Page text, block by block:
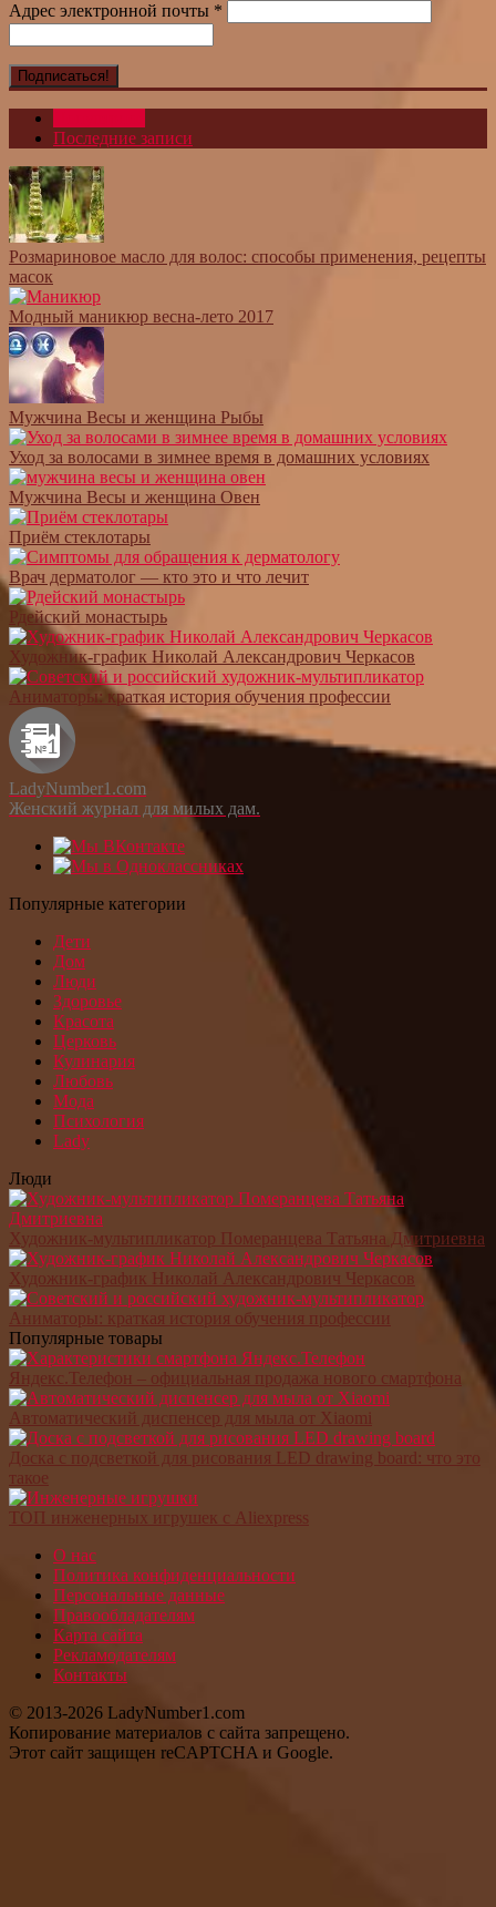
Адрес электронной почты *
Последние записи
Розмариновое масло для волос: способы применения, рецепты
масок
Модный маникюр весна-лето 2017
Мужчина Весы и женщина Рыбы
Уход за волосами в зимнее время в домашних условиях
Мужчина Весы и женщина Овен
Приём стеклотары
Врач дерматолог — кто это и что лечит
Рдейский монастырь
Художник-график Николай Александрович Черкасов
Аниматоры: краткая история обучения профессии
LadyNumber1.com
Женский журнал для милых дам.
Популярные категории
Дети
Дом
Люди
Здоровье
Красота
Церковь
Кулинария
Любовь
Мода
Психология
Lady
Люди
Художник-мультипликатор Померанцева Татьяна Дмитриевна
Художник-график Николай Александрович Черкасов
Аниматоры: краткая история обучения профессии
Популярные товары
Яндекс.Телефон – официальная продажа нового смартфона
Автоматический диспенсер для мыла от Xiaomi
Доска с подсветкой для рисования LED drawing board: что это
такое
ТОП инженерных игрушек с Aliexpress
О нас
Политика конфиденциальности
Персональные данные
Правообладателям
Карта сайта
Рекламодателям
Контакты
© 2013-2026 LadyNumber1.com
Копирование материалов c сайта запрещено.
Этот сайт защищен reCAPTCHA и Google.